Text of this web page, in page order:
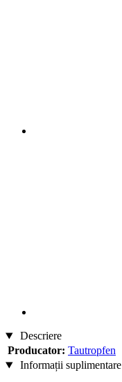
Descriere
Producator: Tautropfen
Informații suplimentare